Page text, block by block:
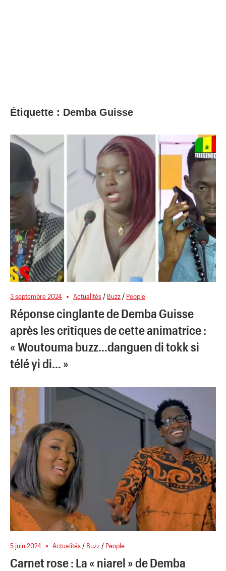
Étiquette : Demba Guisse
3 septembre 2024 Actualités / Buzz / People
Réponse cinglante de Demba Guisse
après les critiques de cette animatrice :
« Woutouma buzz…danguen di tokk si
télé yi di… »
5 juin 2024 Actualités / Buzz / People
Carnet rose : La « niarel » de Demba